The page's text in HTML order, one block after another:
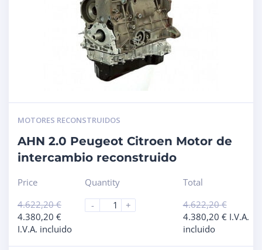
MOTORES RECONSTRUIDOS
AHN 2.0 Peugeot Citroen Motor de
intercambio reconstruido
Price
4.622,20€
4.380,20 €
I.V.A. incluido
Quantity
-
+
Total
4.622,20€
4.380,20 € I.V.A.
incluido